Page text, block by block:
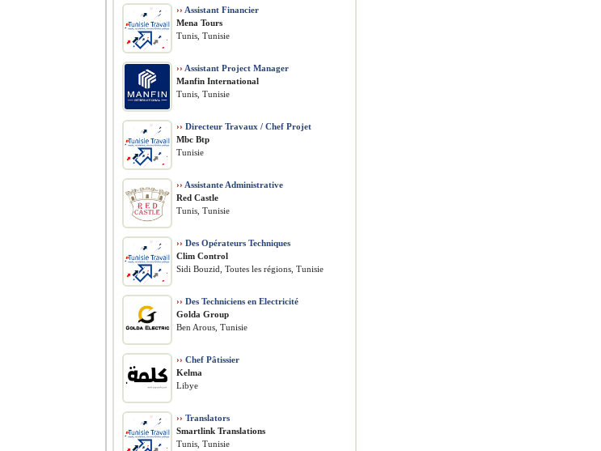
›› Assistant Financier
Mena Tours
Tunis, Tunisie
›› Assistant Project Manager
Manfin International
Tunis, Tunisie
›› Directeur Travaux / Chef Projet
Mbc Btp
Tunisie
›› Assistante Administrative
Red Castle
Tunis, Tunisie
›› Des Opérateurs Techniques
Clim Control
Sidi Bouzid, Toutes les régions, Tunisie
›› Des Techniciens en Electricité
Golda Group
Ben Arous, Tunisie
›› Chef Pâtissier
Kelma
Libye
›› Translators
Smartlink Translations
Tunis, Tunisie